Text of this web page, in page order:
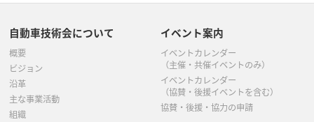
7月 (2)
自動車技術会について
概要
ビジョン
沿革
主な事業活動
組織
イベント案内
イベントカレンダー
（主催・共催イベントのみ）
イベントカレンダー
（協賛・後援イベントを含む）
協賛・後援・協力の申請